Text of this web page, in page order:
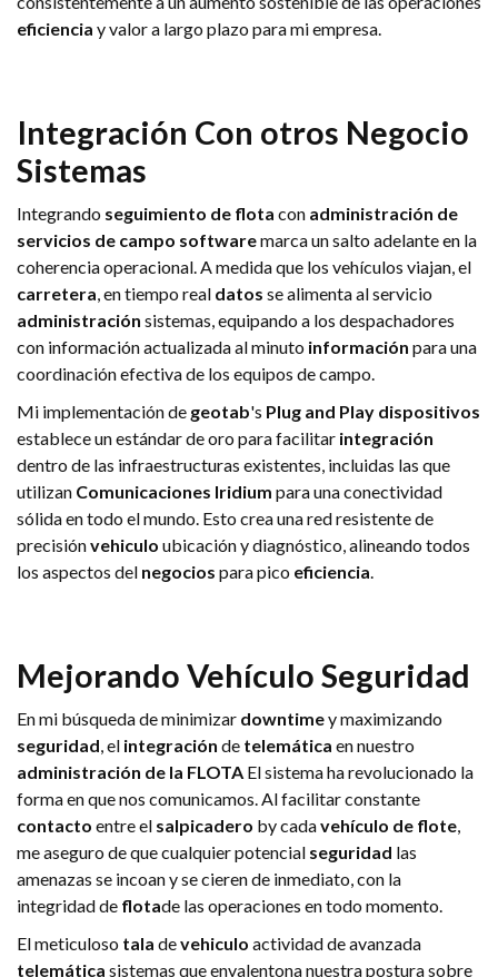
eficiencia y valor a largo plazo para mi empresa.
Integración Con otros Negocio
Sistemas
Integrando seguimiento de flota con administración de
servicios de campo softwaremarca un salto adelante en la
coherencia operacional. A medida que los vehículos viajan, el
carretera, en tiempo real datos se alimenta al servicio
administración sistemas, equipando a los despachadores
con información actualizada al minuto información para una
coordinación efectiva de los equipos de campo.
Mi implementación de geotab's Plug and Play dispositivos
establece un estándar de oro para facilitar integración
dentro de las infraestructuras existentes, incluidas las que
utilizan Comunicaciones Iridium para una conectividad
sólida en todo el mundo. Esto crea una red resistente de
precisiónvehiculo ubicación y diagnóstico, alineando todos
los aspectos del negocios para pico eficiencia.
Mejorando Vehículo Seguridad
En mi búsqueda de minimizar downtimey maximizando
seguridad, el integración de telemática en nuestro
administración de la FLOTA El sistema ha revolucionado la
forma en que nos comunicamos. Al facilitar constante
contacto entre el salpicadero by cadavehículo de flote,
me aseguro de que cualquier potencial seguridad las
amenazas se incoan y se cieren de inmediato, con la
integridad de flotade las operaciones en todo momento.
El meticuloso tala devehiculo actividad de avanzada
telemática sistemas que envalentona nuestra postura sobre